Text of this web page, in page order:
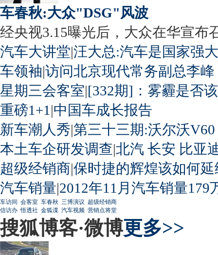
车春秋:大众"DSG"风波
经央视3.15曝光后，大众在华宣布
汽车大讲堂|汪大总:汽车是国家强
车领袖|访问北京现代常务副总李峰
星期三会客室|[332期]：雾霾是否
重磅1+1 |中国车成长报告
新车潮人秀|第三十三期:沃尔沃
本土车企研发调查|北汽 长安 比亚
超级经销商|保时捷的辉煌该如何延
汽车销量|2012年11月汽车销量179
车访间 会客室 车春秋 三博演议 超级经销商
信访办 悟透社 金狐谍 汽车视频 营销点将堂
搜狐博客·微博更多>>